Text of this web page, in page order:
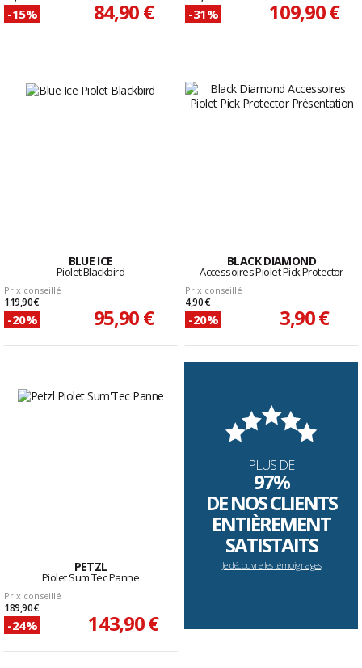
-15% 84,90 € -31% 109,90 €
BLUE ICE
Piolet Blackbird
Prix conseillé
119,90 €
-20% 95,90 €
BLACK DIAMOND
Accessoires Piolet Pick Protector
Prix conseillé
4,90 €
-20% 3,90 €
PETZL
Piolet Sum'Tec Panne
Prix conseillé
189,90 €
-24% 143,90 €
PLUS DE
97%
DE NOS CLIENTS
ENTIÈREMENT
SATISTAITS
Je découvre les témoignages